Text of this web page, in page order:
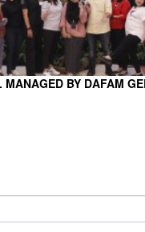
MANAGED BY DAFAM